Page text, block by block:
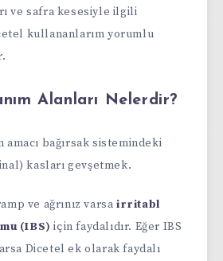
ve safra kesesiyle ilgili
kullananlarım yorumlu
Alanları Nelerdir?
bağırsak sistemindeki
kasları gevşetmek.
ve ağrınız varsa irritabl
(IBS) için faydalıdır. Eğer IBS
Dicetel ek olarak faydalı